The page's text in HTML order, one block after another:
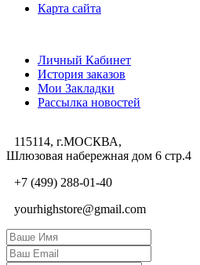
Карта сайта
Личный Кабинет
История заказов
Мои Закладки
Рассылка новостей
115114, г.МОСКВА,
Шлюзовая набережная дом 6 стр.4
+7 (499) 288-01-40
yourhighstore@gmail.com